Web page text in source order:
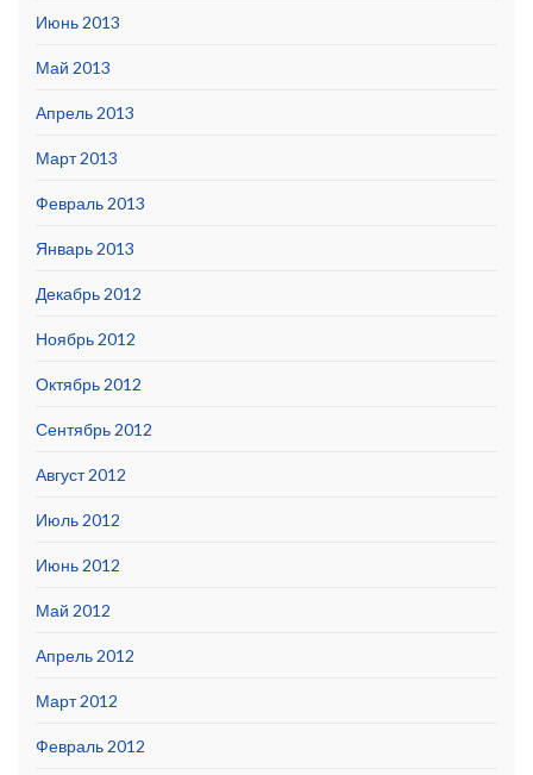
Июнь 2013
Май 2013
Апрель 2013
Март 2013
Февраль 2013
Январь 2013
Декабрь 2012
Ноябрь 2012
Октябрь 2012
Сентябрь 2012
Август 2012
Июль 2012
Июнь 2012
Май 2012
Апрель 2012
Март 2012
Февраль 2012